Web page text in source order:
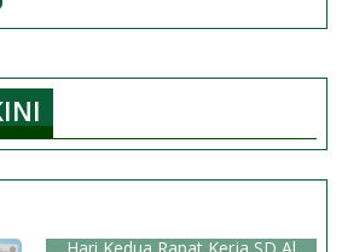
SD
Irsyad
Banyuwangi
Sabet
Juara
AFK